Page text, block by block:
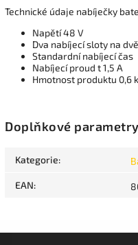
Technické údaje nabíječky
Napětí 48 V
Dva nabíjecí sloty na
Standardní nabíjecí čas
Nabíjecí proud t 1,5 A
Hmotnost produktu 0,6
Doplňkové parametry
Kategorie:
EAN: